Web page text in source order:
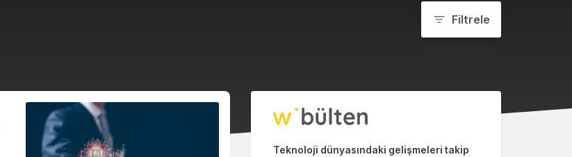
Filtrele
Teknoloji dünyasındaki gelişmeleri takip